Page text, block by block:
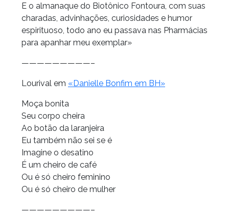
E o almanaque do Biotônico Fontoura, com suas
charadas, advinhações, curiosidades e humor
espirituoso, todo ano eu passava nas Pharmácias
para apanhar meu exemplar»
—————————–
Lourival em «Danielle Bonfim em BH»
Moça bonita
Seu corpo cheira
Ao botão da laranjeira
Eu também não sei se é
Imagine o desatino
É um cheiro de café
Ou é só cheiro feminino
Ou é só cheiro de mulher
—————————–